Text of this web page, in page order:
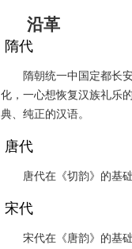
沿革
隋代
隋朝统一中国定都长
化，一心想恢复汉族礼乐
典、纯正的汉语。
唐代
唐代在《切韵》的基
宋代
宋代在《唐韵》的基